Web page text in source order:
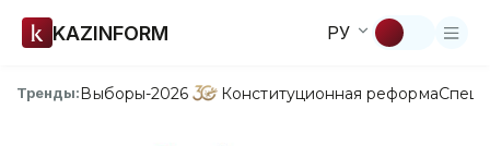
KAZINFORM РУ
Тренды:Выборы-2026 Конституционная реформа